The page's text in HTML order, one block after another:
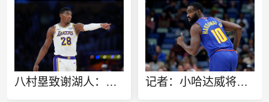
八村塁致谢湖人：感谢这三年的支持 我将永远铭记一起创造的回忆 记者：小哈达威将在热火身穿10号 老哈达威已改变主意同意让号